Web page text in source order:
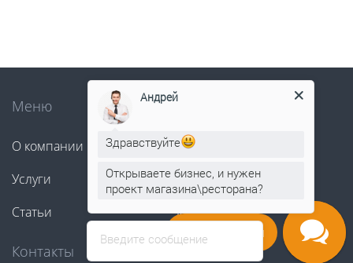
Меню
О компании
Решения
Услуги
Оборудование
Статьи
Контакты
Контакты
Напишите нам
Введите сообщение
Андрей
Здравствуйте
Открываете бизнес, и нужен
проект магазина\ресторана?